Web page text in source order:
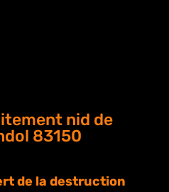
nid de
83150
de la destruction